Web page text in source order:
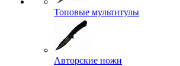
Топовые мультитулы
Авторские ножи